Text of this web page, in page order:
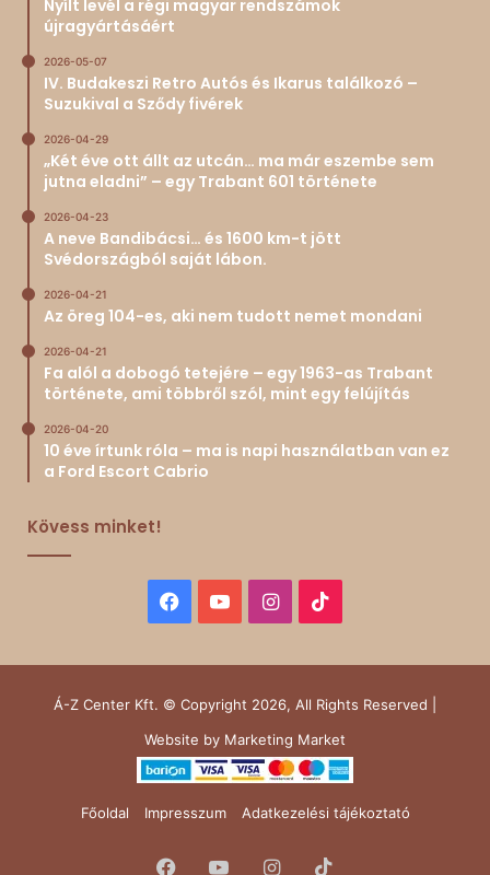
Nyílt levél a régi magyar rendszámok
újragyártásáért
2026-05-07
IV. Budakeszi Retro Autós és Ikarus találkozó –
Suzukival a Sződy fivérek
2026-04-29
„Két éve ott állt az utcán… ma már eszembe sem
jutna eladni” – egy Trabant 601 története
2026-04-23
A neve Bandibácsi… és 1600 km-t jött
Svédországból saját lábon.
2026-04-21
Az öreg 104-es, aki nem tudott nemet mondani
2026-04-21
Fa alól a dobogó tetejére – egy 1963-as Trabant
története, ami többről szól, mint egy felújítás
2026-04-20
10 éve írtunk róla – ma is napi használatban van ez
a Ford Escort Cabrio
Kövess minket!
Facebook
YouTubeInstagram
Á-Z Center Kft. © Copyright 2026, All Rights Reserved |
Website by Marketing Market
Főoldal Impresszum Adatkezelési tájékoztató
Facebook
YouTubeInstagram